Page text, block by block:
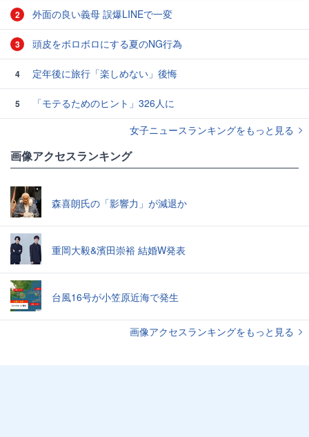
2 外面の良い義母 誤爆LINEで一変
3 頭皮をボロボロにする夏のNG行為
4 定年後に旅行「楽しめない」後悔
5
「モテるためのヒント」326人に
女子ニュースランキングをもっと見る
画像アクセスランキング
森喜朗氏の「影響力」が減退か
重岡大毅&濱田崇裕 結婚W発表
台風16号が小笠原近海で発生
画像アクセスランキングをもっと見る